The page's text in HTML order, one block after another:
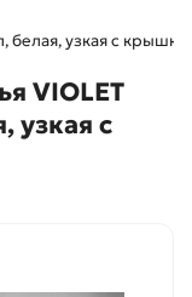
белая, узкая с
VIOLET
узкая с